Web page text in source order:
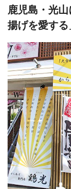
鹿児島・光
揚げを愛する